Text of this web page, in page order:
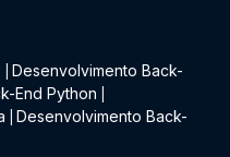
Desenvolvimento Back-
End Python
Desenvolvimento Back-